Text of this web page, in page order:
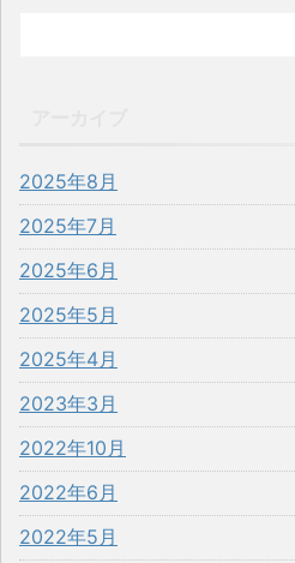
2025年8月
2025年7月
2025年6月
2025年5月
2025年4月
2023年3月
2022年10月
2022年6月
2022年5月